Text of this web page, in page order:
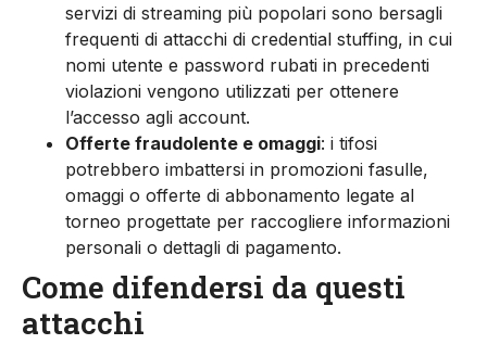
servizi di streaming più popolari sono bersagli
frequenti di attacchi di credential stuffing, in cui
nomi utente e password rubati in precedenti
violazioni vengono utilizzati per ottenere
l’accesso agli account.
Offerte fraudolente e omaggi: i tifosi
potrebbero imbattersi in promozioni fasulle,
omaggi o offerte di abbonamento legate al
torneo progettate per raccogliere informazioni
personali o dettagli di pagamento.
Come difendersi da questi
attacchi